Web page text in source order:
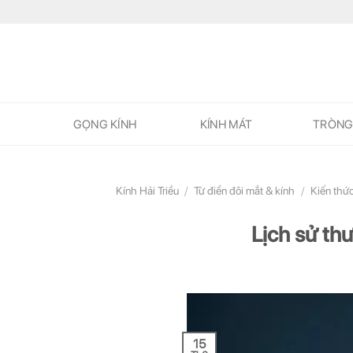
GỌNG KÍNH KÍNH MÁT
Kính Hải Triều / Từ điển đôi mắt & kính / Kiến
Lịch sử
15